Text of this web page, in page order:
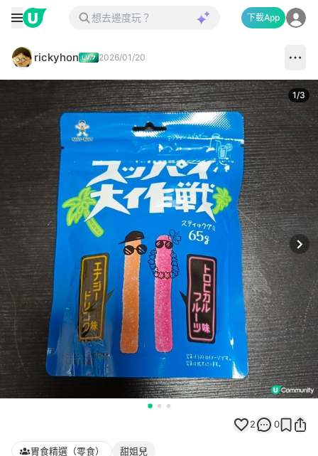
下載App
rickyhon 2026/01/20
1/3
2 0
胃食精選（零食） 甜姐兒